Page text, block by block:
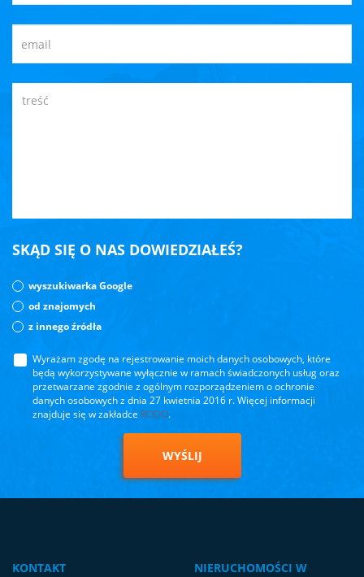
SKĄD SIĘ O NAS DOWIEDZIAŁEŚ?
wyszukiwarka Google
od znajomych
z innego źródła
Wyrażam zgodę na rejestrowanie moich danych osobowych, które
będą wykorzystywane wyłącznie w ramach świadczonych usług oraz
przetwarzane zgodnie z ogólnym rozporządzeniem o ochronie
danych osobowych z dnia 27 kwietnia 2016 r. Więcej informacji
znajduje się w zakładce RODO.
WYŚLIJ
KONTAKT
NIERUCHOMOŚCI W